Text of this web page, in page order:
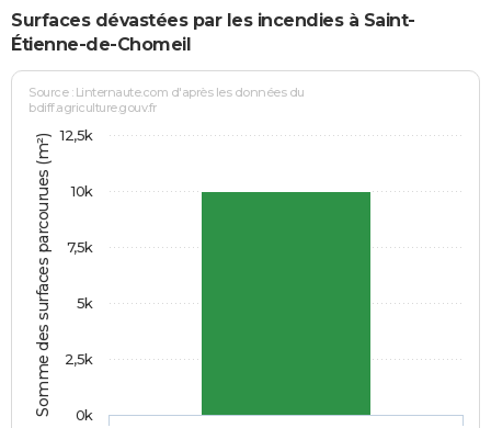
Surfaces dévastées par les incendies à Saint-
Étienne-de-Chomeil
Somme des surfaces parcourues (m²)
Source : Linternaute.com d'après les données du
bdiff.agriculture.gouv.fr
0k
2,5k
5k
7,5k
10k
12,5k